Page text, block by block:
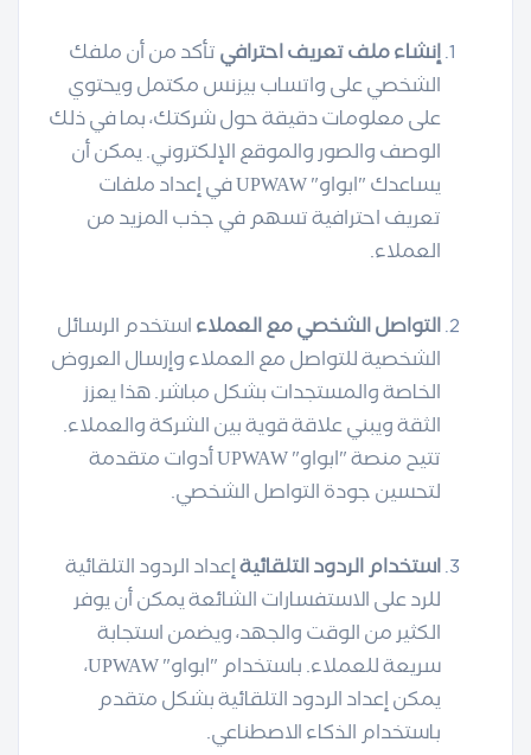
إنشاء ملف تعريف احترافيتأكد من أن ملفك
الشخصي على واتساب بيزنس مكتمل ويحتوي
على معلومات دقيقة حول شركتك، بما في ذلك
الوصف والصور والموقع الإلكتروني. يمكن أن
يساعدك "ابواو" UPWAW في إعداد ملفات
تعريف احترافية تسهم في جذب المزيد من
العملاء.
التواصل الشخصي مع العملاءاستخدم الرسائل
الشخصية للتواصل مع العملاء وإرسال العروض
الخاصة والمستجدات بشكل مباشر. هذا يعزز
الثقة ويبني علاقة قوية بين الشركة والعملاء.
تتيح منصة "ابواو" UPWAW أدوات متقدمة
لتحسين جودة التواصل الشخصي.
استخدام الردود التلقائيةإعداد الردود التلقائية
للرد على الاستفسارات الشائعة يمكن أن يوفر
الكثير من الوقت والجهد، ويضمن استجابة
سريعة للعملاء. باستخدام "ابواو" UPWAW،
يمكن إعداد الردود التلقائية بشكل متقدم
باستخدام الذكاء الاصطناعي.